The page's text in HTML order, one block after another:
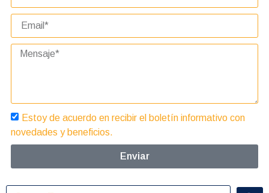
Estoy de acuerdo en recibir el boletín informativo con
novedades y beneficios.
Enviar